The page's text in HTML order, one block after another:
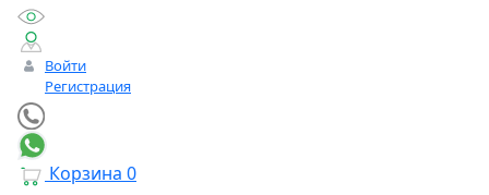
Войти
Регистрация
Корзина 0